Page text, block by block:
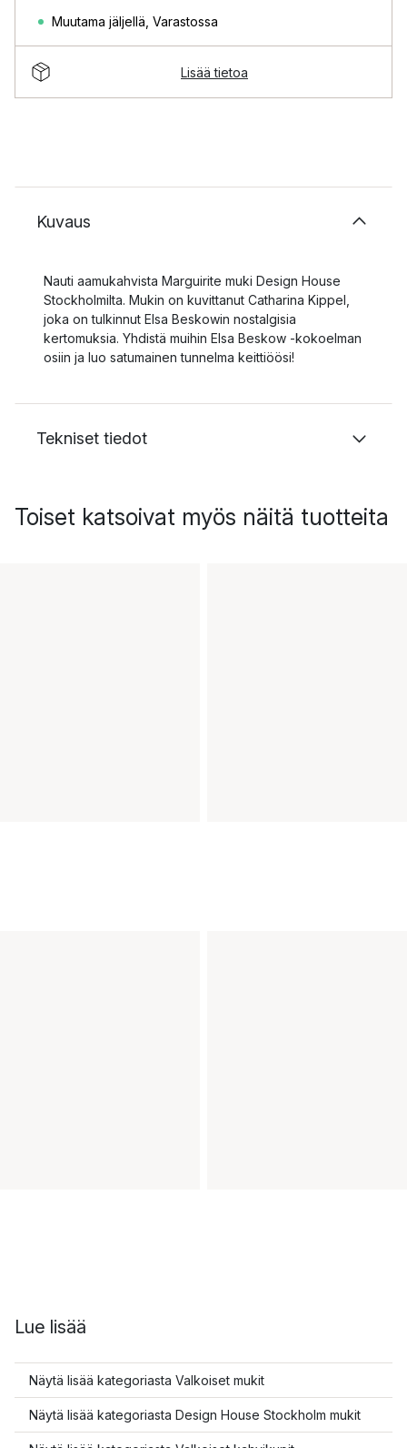
Muutama jäljellä Varastossa
Lisää tietoa
Kuvaus
Nauti aamukahvista Marguirite muki Design House
Stockholmilta. Mukin on kuvittanut Catharina Kippel,
joka on tulkinnut Elsa Beskowin nostalgisia
kertomuksia. Yhdistä muihin Elsa Beskow -kokoelman
osiin ja luo satumainen tunnelma keittiöösi!
Tekniset tiedot
Toiset katsoivat myös näitä tuotteita
Lue lisää
Näytä lisää kategoriasta Valkoiset mukit
Näytä lisää kategoriasta Design House Stockholm mukit